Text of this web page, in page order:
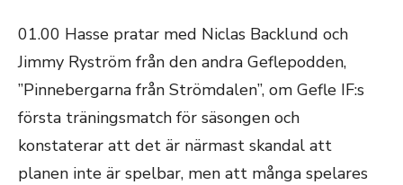
01.00 Hasse pratar med Niclas Backlund och
Jimmy Ryström från den andra Geflepodden,
”Pinnebergarna från Strömdalen”, om Gefle IF:s
första träningsmatch för säsongen och
konstaterar att det är närmast skandal att
planen inte är spelbar, men att många spelares